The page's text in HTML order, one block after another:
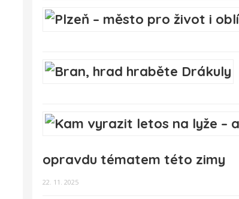
opravdu tématem této zimy
22. 11. 2025